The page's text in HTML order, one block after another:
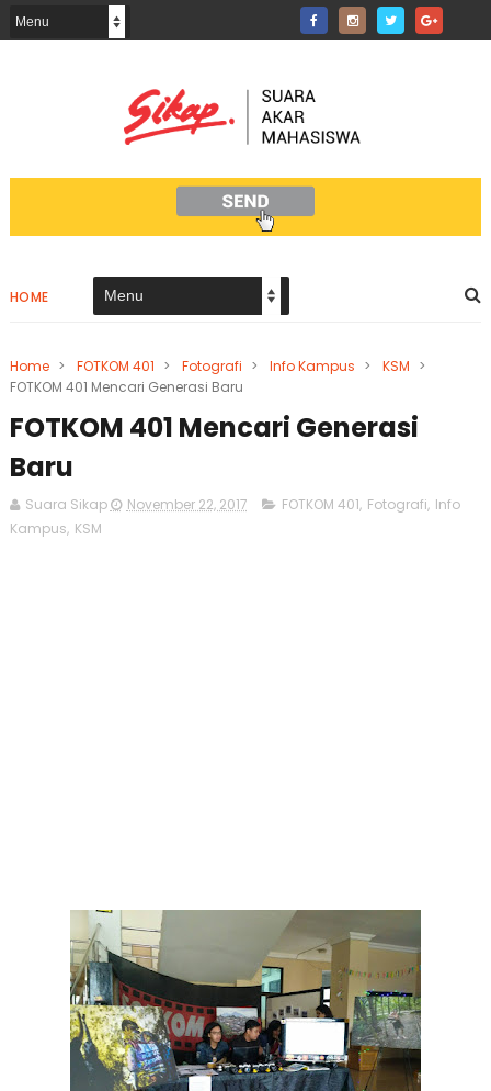
HOME
Home > FOTKOM 401 > Fotografi > Info Kampus > KSM >
FOTKOM 401 Mencari Generasi Baru
FOTKOM 401 Mencari Generasi
Baru
Suara Sikap November 22, 2017 FOTKOM 401, Fotografi, Info
Kampus, KSM